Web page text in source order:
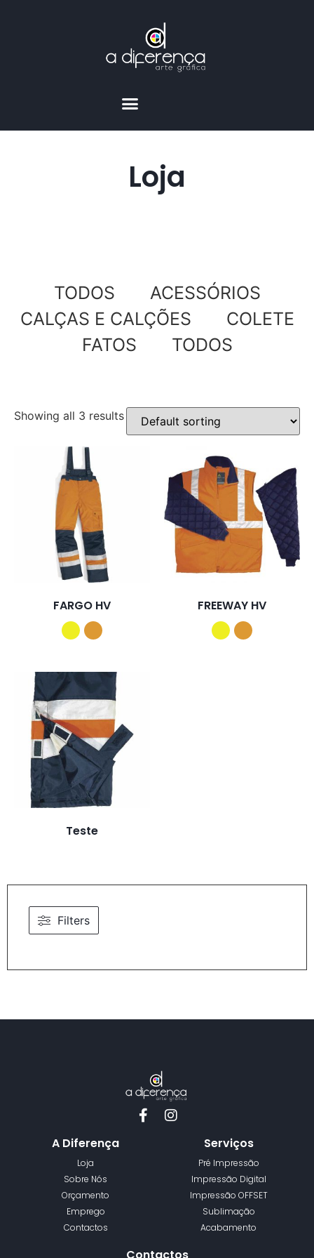
Loja
TODOS
ACESSÓRIOS
CALÇAS E CALÇÕES
COLETE
FATOS
TODOS
Filters
Showing all 3 results
FARGO HV FREEWAY HV
Teste
A Diferença
Loja
Sobre Nós
Orçamento
Emprego
Contactos
Serviços
Pré Impressão
Impressão Digital
Impressão OFFSET
Sublimação
Acabamento